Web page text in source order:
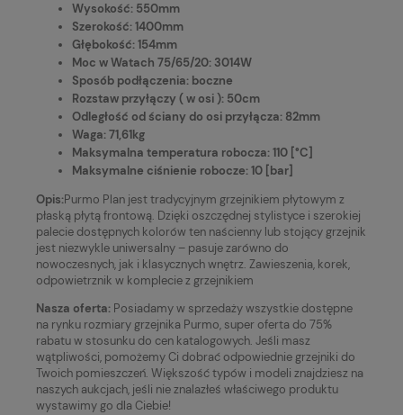
Wysokość: 550mm
Szerokość: 1400mm
Głębokość: 154mm
Moc w Watach 75/65/20: 3014W
Sposób podłączenia: boczne
Rozstaw przyłączy ( w osi ): 50cm
Odległość od ściany do osi przyłącza: 82mm
Waga: 71,61kg
Maksymalna temperatura robocza: 110 [°C]
Maksymalne ciśnienie robocze: 10 [bar]
Opis:Purmo Plan jest tradycyjnym grzejnikiem płytowym z
płaską płytą frontową. Dzięki oszczędnej stylistyce i szerokiej
palecie dostępnych kolorów ten naścienny lub stojący grzejnik
jest niezwykle uniwersalny – pasuje zarówno do
nowoczesnych, jak i klasycznych wnętrz. Zawieszenia, korek,
odpowietrznik w komplecie z grzejnikiem
Nasza oferta: Posiadamy w sprzedaży wszystkie dostępne
na rynku rozmiary grzejnika Purmo, super oferta do 75%
rabatu w stosunku do cen katalogowych. Jeśli masz
wątpliwości, pomożemy Ci dobrać odpowiednie grzejniki do
Twoich pomieszczeń. Większość typów i modeli znajdziesz na
naszych aukcjach, jeśli nie znalazłeś właściwego produktu
wystawimy go dla Ciebie!